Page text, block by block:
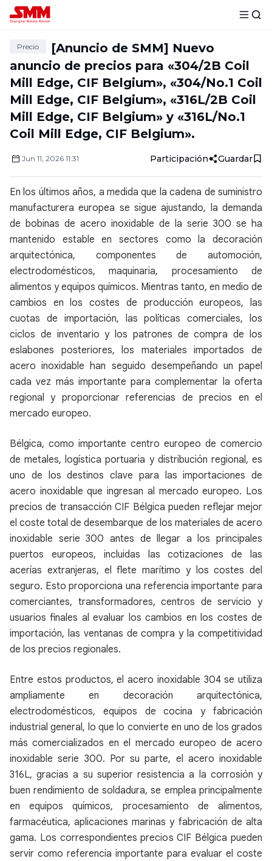
Precio
[Anuncio de SMM] Nuevo
anuncio de precios para «304/2B Coil
Mill Edge, CIF Belgium», «304/No.1 Coil
Mill Edge, CIF Belgium», «316L/2B Coil
Mill Edge, CIF Belgium» y «316L/No.1
Coil Mill Edge, CIF Belgium».
Jun 11, 2026 11:31 Participación Guardar
En los últimos años, a medida que la cadena de suministro
manufacturera europea se sigue ajustando, la demanda
de bobinas de acero inoxidable de la serie 300 se ha
mantenido estable en sectores como la decoración
arquitectónica, componentes de automoción,
electrodomésticos, maquinaria, procesamiento de
alimentos y equipos químicos. Mientras tanto, en medio de
cambios en los costes de producción europeos, las
cuotas de importación, las políticas comerciales, los
ciclos de inventario y los patrones de compra de los
eslabones posteriores, los materiales importados de
acero inoxidable han seguido desempeñando un papel
cada vez más importante para complementar la oferta
regional y proporcionar referencias de precios en el
mercado europeo.
Bélgica, como importante centro europeo de comercio
de metales, logística portuaria y distribución regional, es
uno de los destinos clave para las importaciones de
acero inoxidable que ingresan al mercado europeo. Los
precios de transacción CIF Bélgica pueden reflejar mejor
el coste total de desembarque de los materiales de acero
inoxidable serie 300 antes de llegar a los principales
puertos europeos, incluidas las cotizaciones de las
acerías extranjeras, el flete marítimo y los costes del
seguro. Esto proporciona una referencia importante para
comerciantes, transformadores, centros de servicio y
usuarios finales al evaluar los cambios en los costes de
importación, las ventanas de compra y la competitividad
de los precios regionales.
Entre estos productos, el acero inoxidable 304 se utiliza
ampliamente en decoración arquitectónica,
electrodomésticos, equipos de cocina y fabricación
industrial general, lo que lo convierte en uno de los grados
más comercializados en el mercado europeo de acero
inoxidable serie 300. Por su parte, el acero inoxidable
316L, gracias a su superior resistencia a la corrosión y
buen rendimiento de soldadura, se emplea principalmente
en equipos químicos, procesamiento de alimentos,
farmacéutica, aplicaciones marinas y fabricación de alta
gama. Los correspondientes precios CIF Bélgica pueden
servir como referencia importante para evaluar el coste